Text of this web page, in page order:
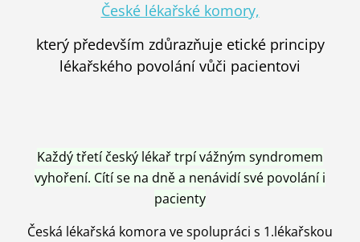
České lékařské komory,
který především zdůrazňuje etické principy
lékařského povolání vůči pacientovi
Každý třetí český lékař trpí vážným syndromem
vyhoření. Cítí se na dně a nenávidí své povolání i
pacienty
Česká lékařská komora ve spolupráci s 1.lékařskou